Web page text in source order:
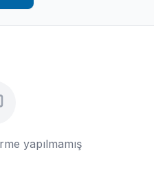
yapılmamış